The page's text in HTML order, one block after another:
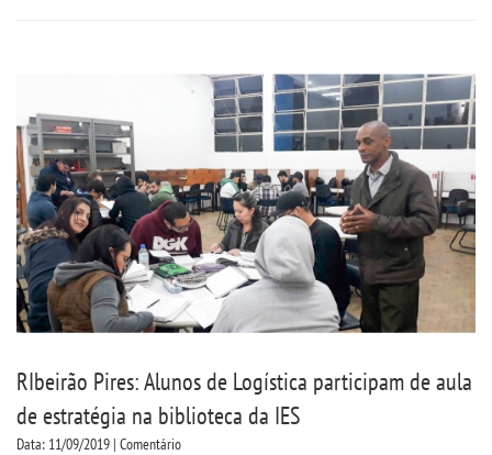
REGIMENTOS
DISCENTES
LOGIN
WEBMAIL
PORTAL DE PROFESSORES/ACADÊMICO
RIbeirão Pires: Alunos de Logística participam de aula
de estratégia na biblioteca da IES
Data: 11/09/2019 | Comentário